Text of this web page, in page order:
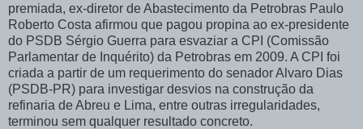
premiada, ex-diretor de Abastecimento da Petrobras Paulo
Roberto Costa afirmou que pagou propina ao ex-presidente
do PSDB Sérgio Guerra para esvaziar a CPI (Comissão
Parlamentar de Inquérito) da Petrobras em 2009. A CPI foi
criada a partir de um requerimento do senador Alvaro Dias
(PSDB-PR) para investigar desvios na construção da
refinaria de Abreu e Lima, entre outras irregularidades,
terminou sem qualquer resultado concreto.